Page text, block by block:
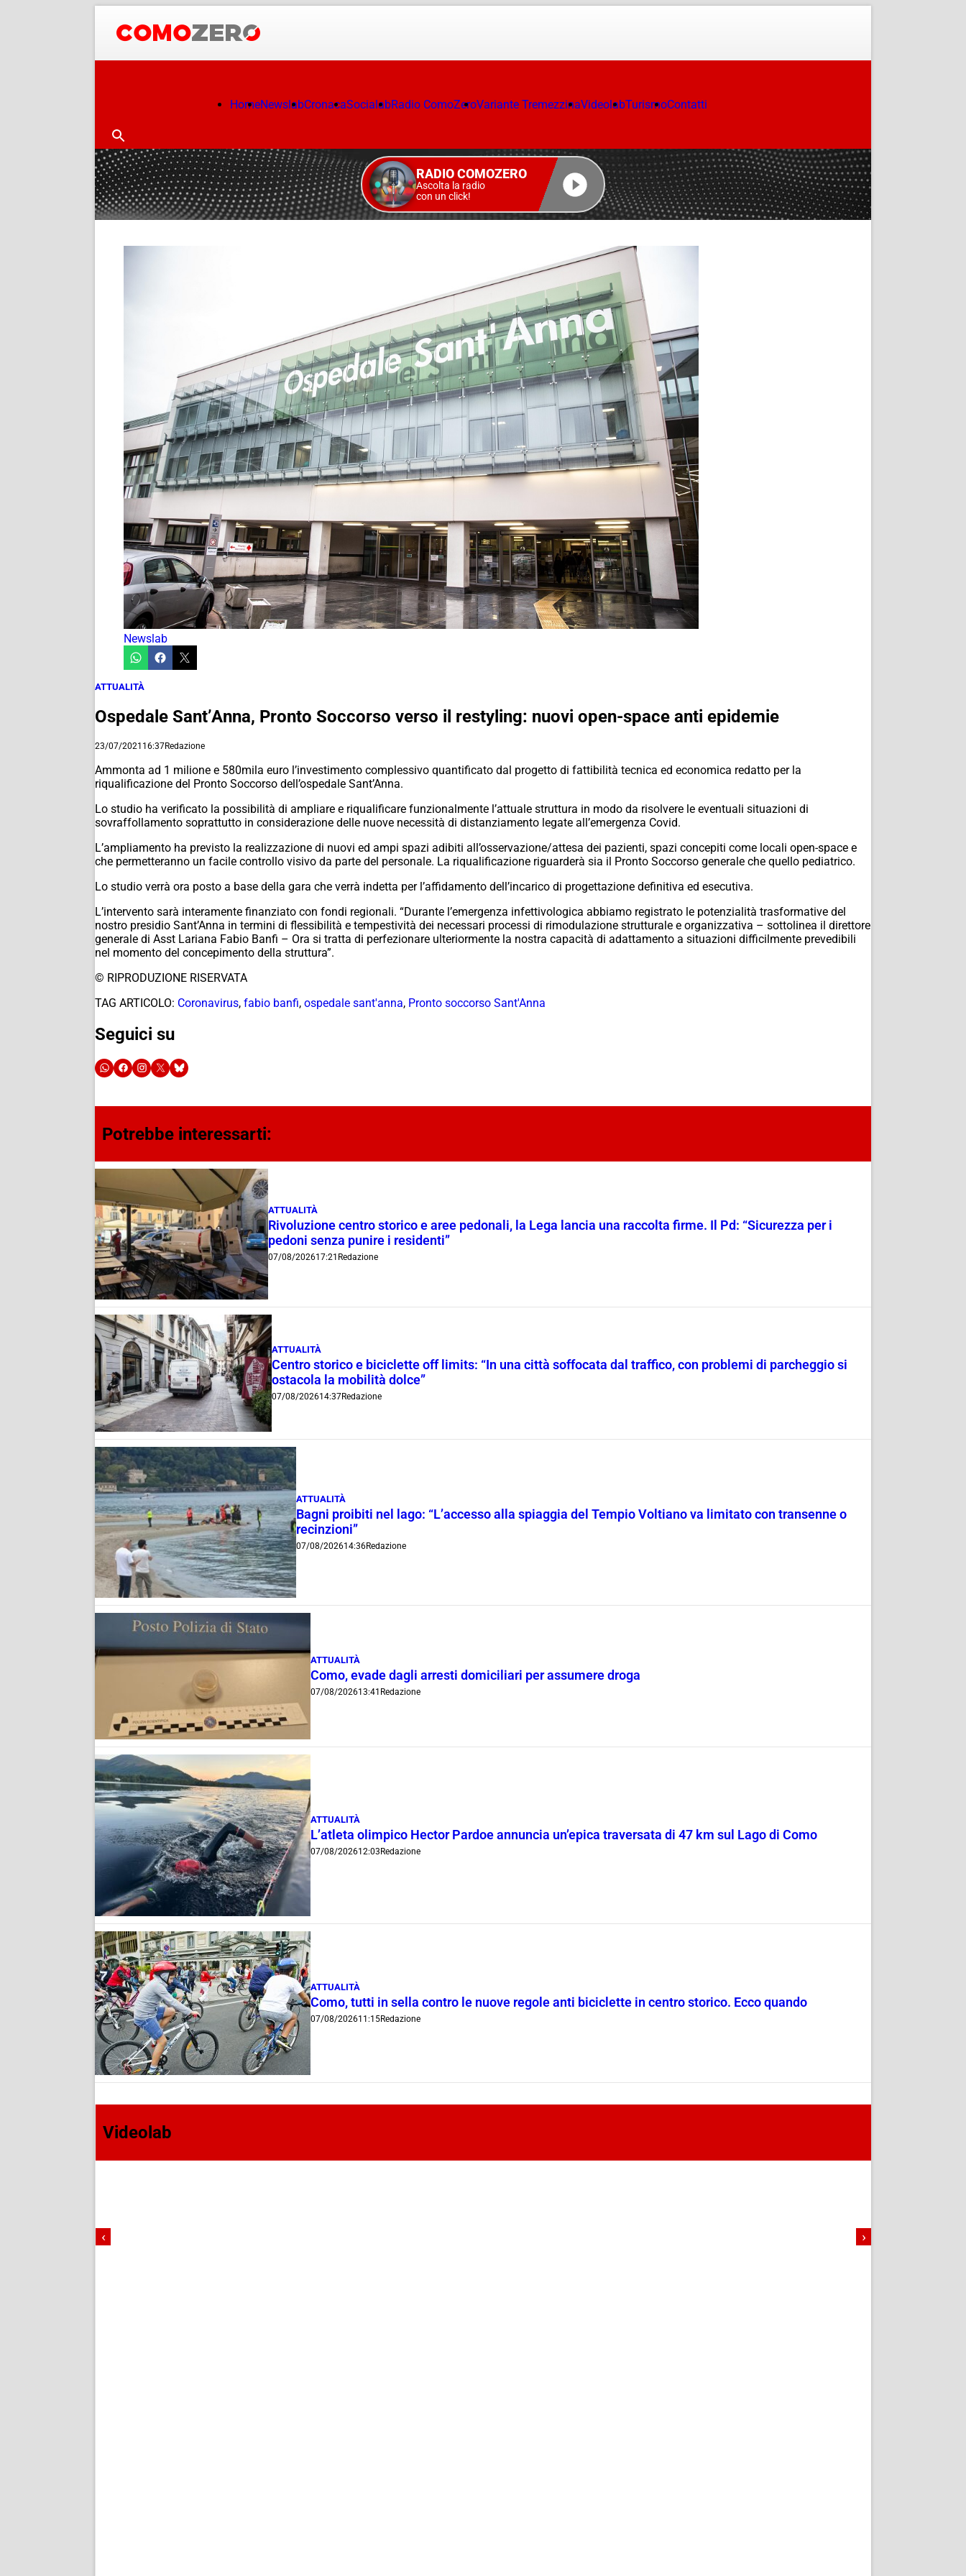
HomeNewslabCronacaSocialabRadio ComoZeroVariante TremezzinaVideolabTurismoContatti
RADIO COMOZERO
Ascolta la radio
con un click!
Newslab
ATTUALITÀ
Ospedale Sant’Anna, Pronto Soccorso verso il restyling: nuovi open-space anti epidemie
23/07/2021 16:37Redazione
Ammonta ad 1 milione e 580mila euro l’investimento complessivo quantificato dal progetto di fattibilità tecnica ed economica redatto per la
riqualificazione del Pronto Soccorso dell’ospedale Sant’Anna.
Lo studio ha verificato la possibilità di ampliare e riqualificare funzionalmente l’attuale struttura in modo da risolvere le eventuali situazioni di
sovraffollamento soprattutto in considerazione delle nuove necessità di distanziamento legate all’emergenza Covid.
L’ampliamento ha previsto la realizzazione di nuovi ed ampi spazi adibiti all’osservazione/attesa dei pazienti, spazi concepiti come locali open-space e
che permetteranno un facile controllo visivo da parte del personale. La riqualificazione riguarderà sia il Pronto Soccorso generale che quello pediatrico.
Lo studio verrà ora posto a base della gara che verrà indetta per l’affidamento dell’incarico di progettazione definitiva ed esecutiva.
L’intervento sarà interamente finanziato con fondi regionali. “Durante l’emergenza infettivologica abbiamo registrato le potenzialità trasformative del
nostro presidio Sant’Anna in termini di flessibilità e tempestività dei necessari processi di rimodulazione strutturale e organizzativa – sottolinea il direttore
generale di Asst Lariana Fabio Banfi – Ora si tratta di perfezionare ulteriormente la nostra capacità di adattamento a situazioni difficilmente prevedibili
nel momento del concepimento della struttura”.
© RIPRODUZIONE RISERVATA
TAG ARTICOLO: Coronavirus, fabio banfi, ospedale sant'anna, Pronto soccorso Sant'Anna
Seguici su
Potrebbe interessarti:
ATTUALITÀ
Rivoluzione centro storico e aree pedonali, la Lega lancia una raccolta firme. Il Pd: “Sicurezza per i
pedoni senza punire i residenti”
07/08/202617:21 Redazione
ATTUALITÀ
Centro storico e biciclette off limits: “In una città soffocata dal traffico, con problemi di parcheggio si
ostacola la mobilità dolce”
07/08/202614:37Redazione
ATTUALITÀ
Bagni proibiti nel lago: “L’accesso alla spiaggia del Tempio Voltiano va limitato con transenne o
recinzioni”
07/08/202614:36Redazione
ATTUALITÀ
Como, evade dagli arresti domiciliari per assumere droga
07/08/202613:41 Redazione
ATTUALITÀ
L’atleta olimpico Hector Pardoe annuncia un’epica traversata di 47 km sul Lago di Como
07/08/202612:03 Redazione
ATTUALITÀ
Como, tutti in sella contro le nuove regole anti biciclette in centro storico. Ecco quando
07/08/202611:15Redazione
Videolab
‹ ›